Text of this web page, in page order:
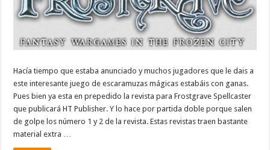
Hacía tiempo que estaba anunciado y muchos jugadores que le dais a
este interesante juego de escaramuzas mágicas estabáis con ganas.
Pues bien ya esta en prepedido la revista para Frostgrave Spellcaster
que publicará HT Publisher. Y lo hace por partida doble porque salen
de golpe los número 1 y 2 de la revista. Estas revistas traen bastante
material extra …